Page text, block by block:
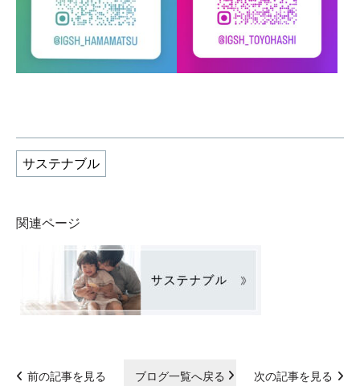
サステナブル
関連ページ
前の記事を見る ブログ一覧へ戻る 次の記事を見る